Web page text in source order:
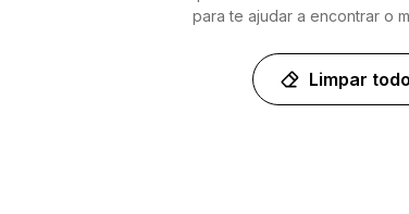
para te ajudar a encontrar o
Limpar